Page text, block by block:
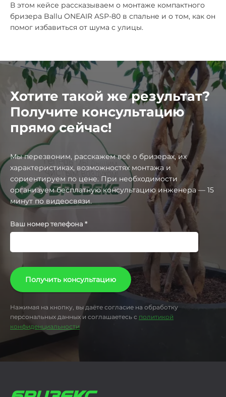
В этом кейсе рассказываем о монтаже компактного
бризера Ballu ONEAIR ASP-80 в спальне и о том, как он
помог избавиться от шума с улицы.
Хотите такой же результат?
Получите консультацию
прямо сейчас!
Мы перезвоним, расскажем всё o бризерах, их
характеристиках, возможностях монтажа и
сориентируем по цене. При необходимости
организуем бесплатную консультацию инженера — 15
минут по видеосвязи.
Ваш номер телефона *
Получить консультацию
Нажимая на кнопку, вы даёте согласие на обработку
персональных данных и соглашаетесь с политикой
конфиденциальности